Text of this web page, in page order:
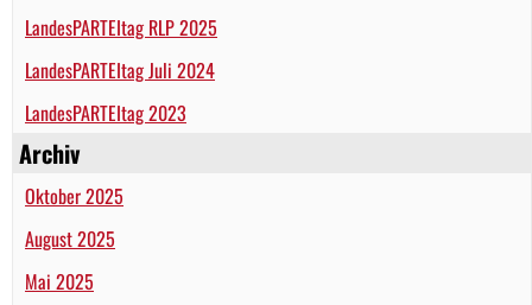
LandesPARTEItag RLP 2025
LandesPARTEItag Juli 2024
LandesPARTEItag 2023
Archiv
Oktober 2025
August 2025
Mai 2025